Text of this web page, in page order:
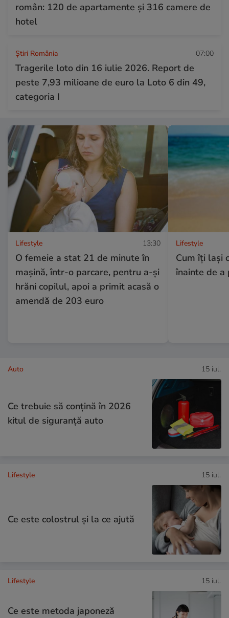
român: 120 de apartamente și 316 camere de
hotel
Știri România 07:00
Tragerile loto din 16 iulie 2026. Report de
peste 7,93 milioane de euro la Loto 6 din 49,
categoria I
Lifestyle 13:30
O femeie a stat 21 de minute în
mașină, într-o parcare, pentru a-și
hrăni copilul, apoi a primit acasă o
amendă de 203 euro
Lifestyle
Cum îţi laşi
înainte de a
Auto 15 iul.
Ce trebuie să conţină în 2026
kitul de siguranţă auto
Lifestyle 15 iul.
Ce este colostrul și la ce ajută
Lifestyle 15 iul.
Ce este metoda japoneză